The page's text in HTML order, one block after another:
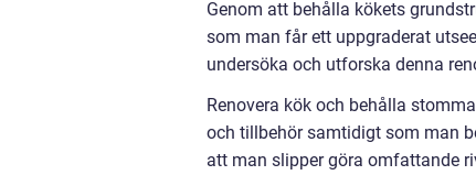
Genom att behålla kökets
som man får ett uppgraderat
undersöka och utforska denna
Renovera kök och behålla
och tillbehör samtidigt som man
att man slipper göra omfattande